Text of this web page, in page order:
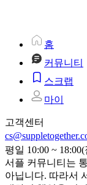
홈
커뮤니티
스크랩
마이
고객센터
평일 10:00 ~
서플 커뮤니티는
아닙니다. 따라서